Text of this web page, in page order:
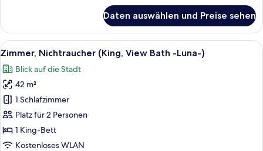
Nichtraucher
(Lover's)
Daten auswählen und Preise sehen
Alle
Fotos
für
Zimmer,
Nichtraucher
(King,
View
Bath
Ein modernes Hotelzimmer mit
8
Zimmer, Nichtraucher (King, View Bath -Luna-)
Blick auf die Stadt
42 m²
1 Schlafzimmer
Platz für 2 Personen
1 King-Bett
Kostenloses WLAN